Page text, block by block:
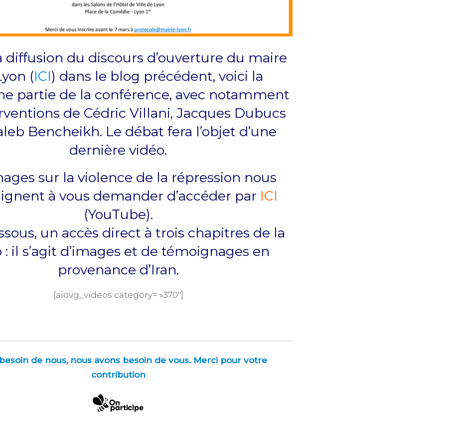
diffusion du discours d’ouverture du maire
(ICI) dans le blog précédent, voici la
partie de la conférence, avec notamment
de Cédric Villani, Jacques Dubucs
Bencheikh. Le débat fera l’objet d’une
dernière vidéo.
sur la violence de la répression nous
à vous demander d’accéder par ICI
(YouTube).
un accès direct à trois chapitres de la
: il s’agit d’images et de témoignages en
provenance d’Iran.
[aiovg_videos category= »370″]
de nous, nous avons besoin de vous. Merci pour votre
contribution